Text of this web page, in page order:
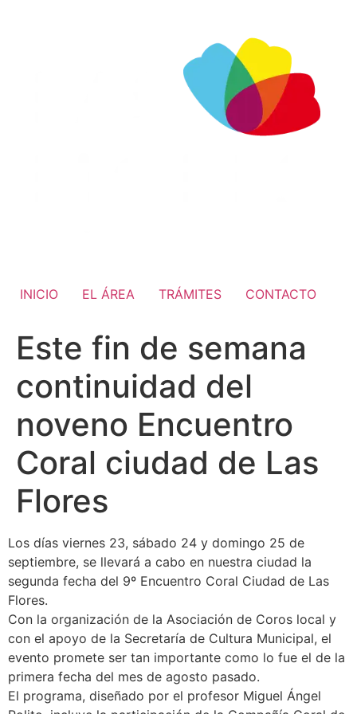
INICIO EL ÁREA TRÁMITES CONTACTO
Este fin de semana
continuidad del
noveno Encuentro
Coral ciudad de Las
Flores
Los días viernes 23, sábado 24 y domingo 25 de
septiembre, se llevará a cabo en nuestra ciudad la
segunda fecha del 9º Encuentro Coral Ciudad de Las
Flores.
Con la organización de la Asociación de Coros local y
con el apoyo de la Secretaría de Cultura Municipal, el
evento promete ser tan importante como lo fue el de la
primera fecha del mes de agosto pasado.
El programa, diseñado por el profesor Miguel Ángel